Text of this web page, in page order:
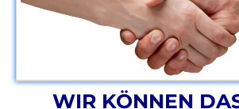
WIR KÖNNEN